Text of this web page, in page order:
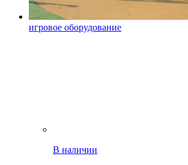
игровое оборудование
В наличии